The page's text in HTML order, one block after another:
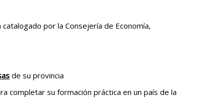
por la Consejería de Economía,
de su provincia
completar su formación práctica en un país de la